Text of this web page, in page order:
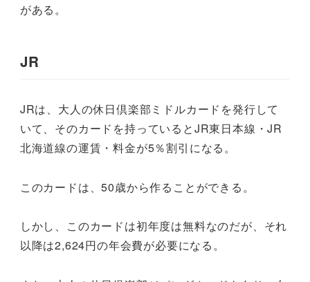
がある。
JR
JRは、大人の休日倶楽部ミドルカードを発行して
いて、そのカードを持っているとJR東日本線・JR
北海道線の運賃・料金が5％割引になる。
このカードは、50歳から作ることができる。
しかし、このカードは初年度は無料なのだが、それ
以降は2,624円の年会費が必要になる。